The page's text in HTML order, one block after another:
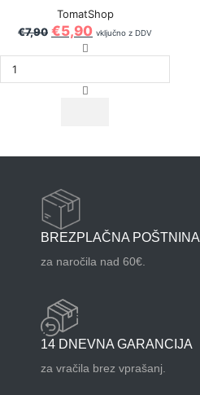
TomatShop
€7,90 €5,90 vključno z DDV
BREZPLAČNA POŠTNINA
za naročila nad 60€.
14 DNEVNA GARANCIJA
za vračila brez vprašanj.